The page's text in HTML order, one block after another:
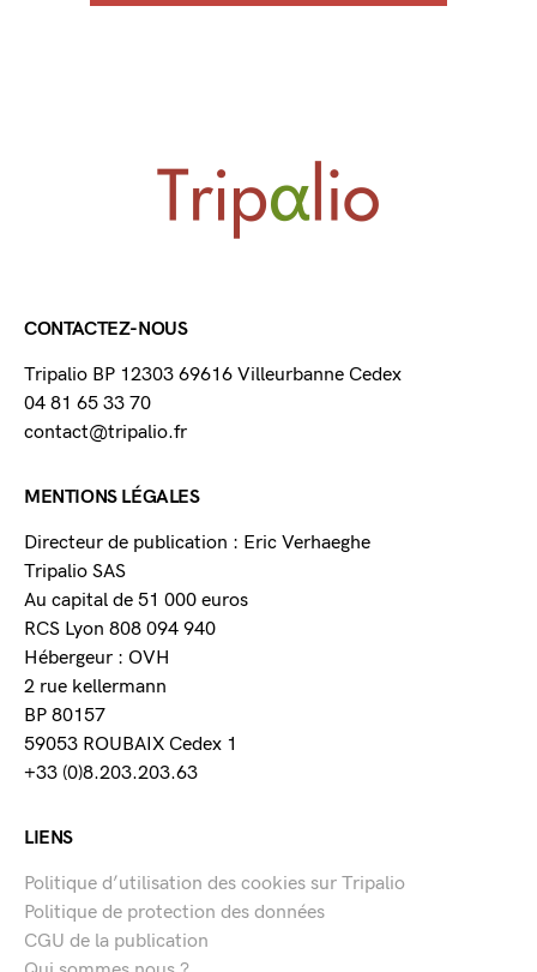
CONTACTEZ-NOUS
Tripalio BP 12303 69616 Villeurbanne Cedex
04 81 65 33 70
contact@tripalio.fr
MENTIONS LÉGALES
Directeur de publication : Eric Verhaeghe
Tripalio SAS
Au capital de 51 000 euros
RCS Lyon 808 094 940
Hébergeur : OVH
2 rue kellermann
BP 80157
59053 ROUBAIX Cedex 1
+33 (0)8.203.203.63
LIENS
Politique d’utilisation des cookies sur Tripalio
Politique de protection des données
CGU de la publication